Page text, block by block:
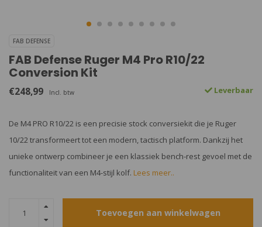
FAB DEFENSE
FAB Defense Ruger M4 Pro R10/22
Conversion Kit
€248,99 Incl. btw Leverbaar
De M4 PRO R10/22 is een precisie stock conversiekit die je Ruger
10/22 transformeert tot een modern, tactisch platform. Dankzij het
unieke ontwerp combineer je een klassiek bench-rest gevoel met de
functionaliteit van een M4-stijl kolf. Lees meer..
Toevoegen aan winkelwagen